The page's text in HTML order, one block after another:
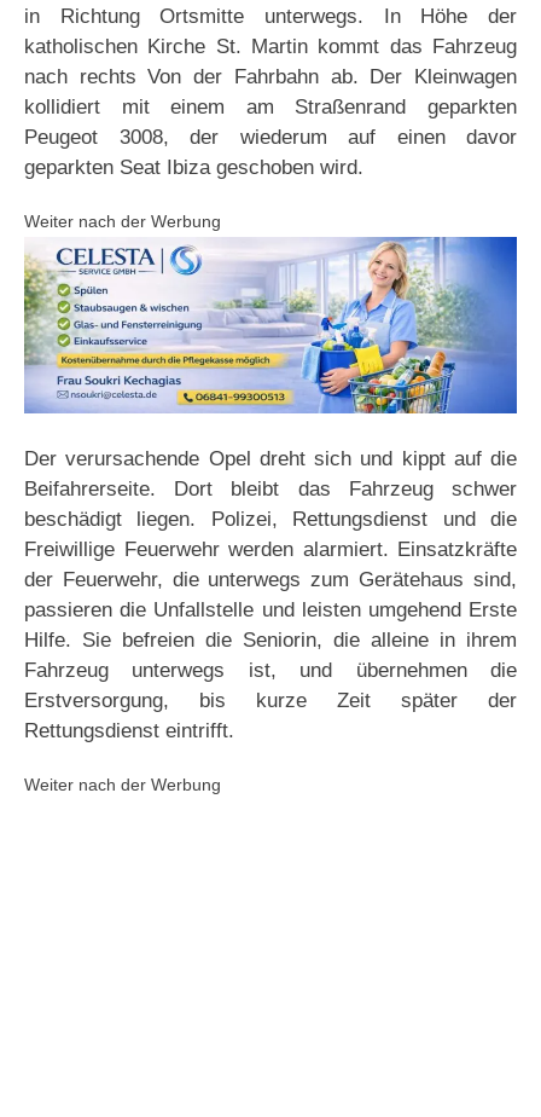
in Richtung Ortsmitte unterwegs. In Höhe der
katholischen Kirche St. Martin kommt das Fahrzeug
nach rechts Von der Fahrbahn ab. Der Kleinwagen
kollidiert mit einem am Straßenrand geparkten
Peugeot 3008, der wiederum auf einen davor
geparkten Seat Ibiza geschoben wird.
Weiter nach der Werbung
Der verursachende Opel dreht sich und kippt auf die
Beifahrerseite. Dort bleibt das Fahrzeug schwer
beschädigt liegen. Polizei, Rettungsdienst und die
Freiwillige Feuerwehr werden alarmiert. Einsatzkräfte
der Feuerwehr, die unterwegs zum Gerätehaus sind,
passieren die Unfallstelle und leisten umgehend Erste
Hilfe. Sie befreien die Seniorin, die alleine in ihrem
Fahrzeug unterwegs ist, und übernehmen die
Erstversorgung, bis kurze Zeit später der
Rettungsdienst eintrifft.
Weiter nach der Werbung